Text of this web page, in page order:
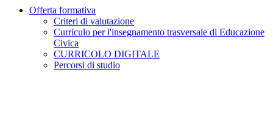
Offerta formativa
Criteri di valutazione
Curriculo per l'insegnamento trasversale di Educazione
Civica
CURRICOLO DIGITALE
Percorsi di studio